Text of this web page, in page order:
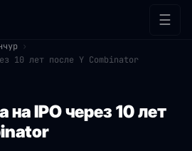
☰
›
10 лет после Y Combinator
IPO через 10 лет